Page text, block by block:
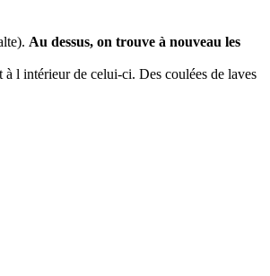
Au dessus, on trouve à nouveau les
à l intérieur de celui-ci. Des coulées de laves